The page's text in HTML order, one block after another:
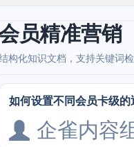
员精准营销
构化知识文档，支持关键词
如何设置不同会员卡级的
企雀内容